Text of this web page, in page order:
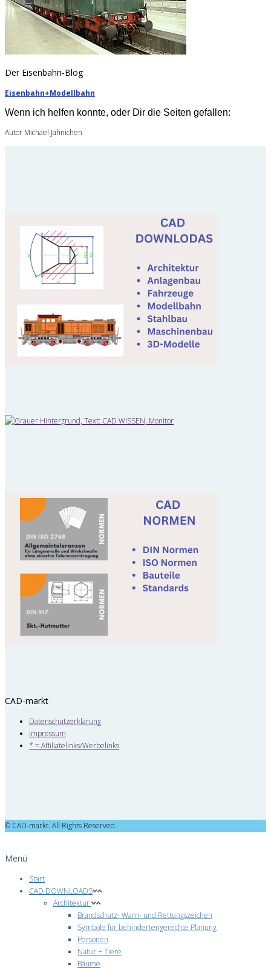
Der Eisenbahn-Blog
Eisenbahn+Modellbahn
Wenn ich helfen konnte, oder Dir die Seiten gefallen:
Autor Michael Jähnichen
CAD-markt
Datenschutzerklärung
Impressum
* = Affiliatelinks/Werbelinks
© CAD-markt. All Rights Reserved.
Menü
Start
CAD DOWNLOADS
Architektur
Brandschutz- Warn- und Rettungszeichen
Symbole für behindertengerechte Planung
Personen
Natur + Tiere
Bäume